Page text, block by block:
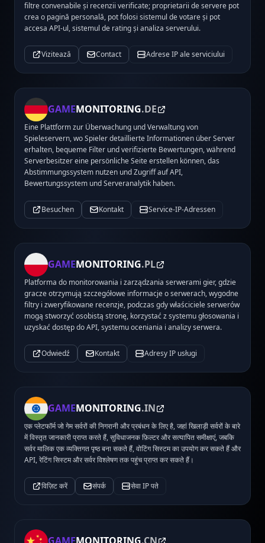
filtre convenabile și recenzii verificate; proprietarii de servere pot
crea o pagină personală, pot folosi sistemul de votare și pot
accesa API-ul, sistemul de rating și analiza serverului.
Vizitează Contact Adrese IP ale serviciului
GAMEMONITORING.DE
Eine Plattform zur Überwachung und Verwaltung von
Spieleservern, wo Spieler detaillierte Informationen über Server
erhalten, bequeme Filter und verifizierte Bewertungen, während
Serverbesitzer eine persönliche Seite erstellen können, das
Abstimmungssystem nutzen und Zugriff auf API,
Bewertungssystem und Serveranalytik haben.
Besuchen Kontakt Service-IP-Adressen
GAMEMONITORING.PL
Platforma do monitorowania i zarządzania serwerami gier, gdzie
gracze otrzymują szczegółowe informacje o serwerach, wygodne
filtry i zweryfikowane recenzje, podczas gdy właściciele serwerów
mogą stworzyć osobistą stronę, korzystać z systemu głosowania i
uzyskać dostęp do API, systemu oceniania i analizy serwera.
Odwiedź Kontakt Adresy IP usługi
GAMEMONITORING.IN
एक प्लेटफॉर्म जो गेम सर्वरों की निगरानी और प्रबंधन के लिए है, जहां खिलाड़ी सर्वरों के बारे
में विस्तृत जानकारी प्राप्त करते हैं, सुविधाजनक फ़िल्टर और सत्यापित समीक्षाएं, जबकि
सर्वर मालिक एक व्यक्तिगत पृष्ठ बना सकते हैं, वोटिंग सिस्टम का उपयोग कर सकते हैं और
API, रेटिंग सिस्टम और सर्वर विश्लेषण तक पहुंच प्राप्त कर सकते हैं।
विज़िट करें संपर्क सेवा IP पते